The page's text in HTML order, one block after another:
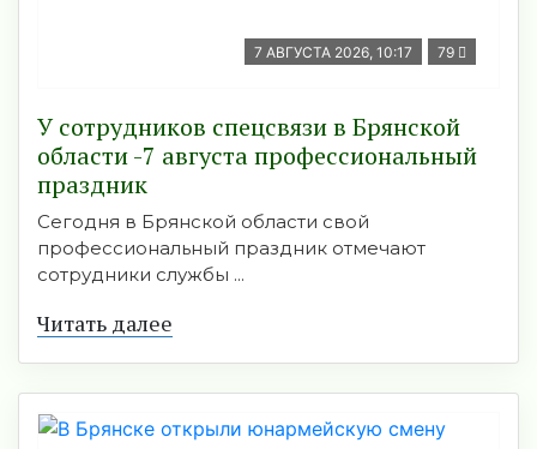
7 АВГУСТА 2026, 10:17 79
У сотрудников спецсвязи в Брянской
области -7 августа профессиональный
праздник
Сегодня в Брянской области свой
профессиональный праздник отмечают
сотрудники службы ...
Читать далее